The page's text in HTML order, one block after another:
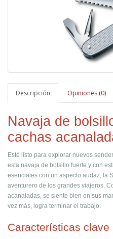
Descripción Opiniones (0)
Navaja de
cachas
Esté listo para explorar nuevos
esta navaja de bolsillo fuerte y con
esenciales con un aspecto audaz, la
aventurero de los grandes viajeros.
acanaladas, se siente bien en sus
vez más, logra terminar el trabajo.
Características clave